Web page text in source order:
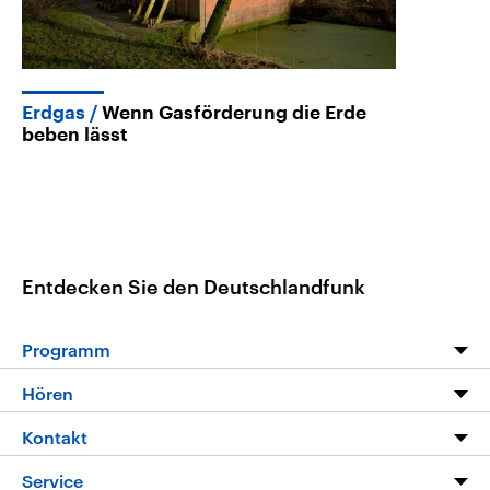
Erdgas
Wenn Gasförderung die Erde
beben lässt
Entdecken Sie den Deutschlandfunk
Programm
Programm
Die Nachrichten
Hören
Livestream
Kontakt
Hörerservice
Service